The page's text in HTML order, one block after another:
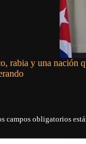
rabia y una nación
campos obligatorios